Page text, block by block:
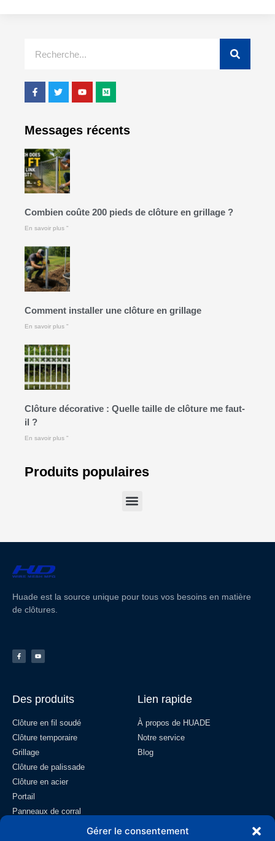
Gérer le consentement
Messages récents
Combien coûte 200 pieds de clôture en grillage ?
En savoir plus "
Comment installer une clôture en grillage
En savoir plus "
Clôture décorative : Quelle taille de clôture me faut-
il ?
En savoir plus "
Produits populaires
Huade est la source unique pour tous vos besoins en matière
de clôtures.
Des produits
Clôture en fil soudé
Clôture temporaire
Grillage
Clôture de palissade
Clôture en acier
Portail
Panneaux de corral
Lien rapide
À propos de HUADE
Notre service
Blog